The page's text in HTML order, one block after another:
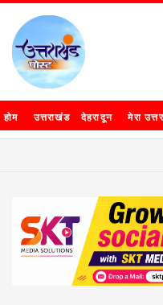
होम उत्तराखंड देहरादून मेरा